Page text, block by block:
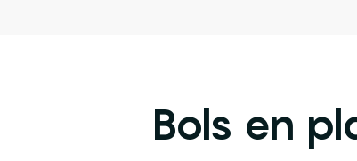
Bols en